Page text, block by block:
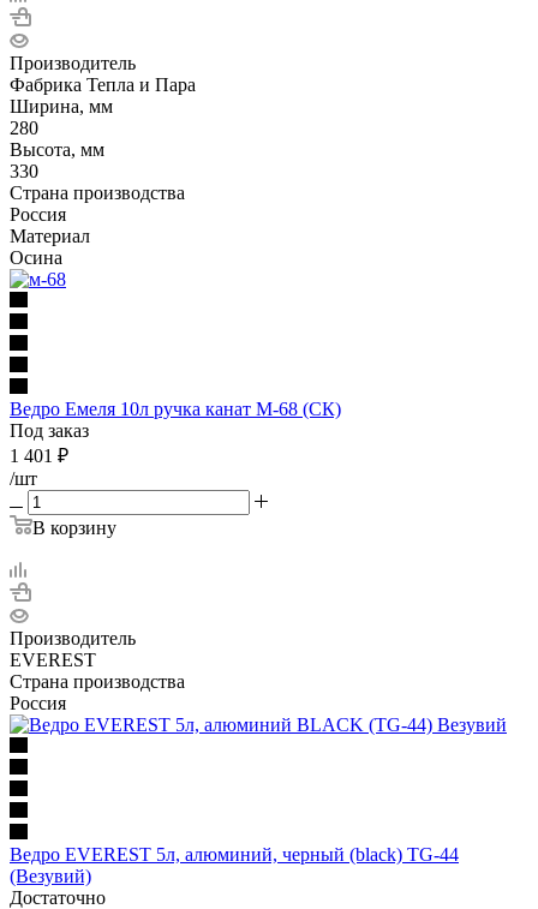
Производитель
Фабрика Тепла и Пара
Ширина, мм
280
Высота, мм
330
Страна производства
Россия
Материал
Осина
Ведро Емеля 10л ручка канат М-68 (СК)
Под заказ
1 401 ₽
/шт
В корзину
Производитель
EVEREST
Страна производства
Россия
Ведро EVEREST 5л, алюминий, черный (black) TG-44
(Везувий)
Достаточно